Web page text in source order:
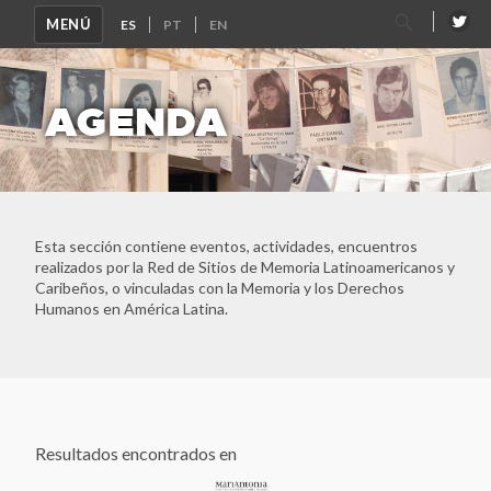
MENÚ
Buscar
por:
AGENDA
Esta sección contiene eventos, actividades, encuentros
realizados por la Red de Sitios de Memoria Latinoamericanos y
Caribeños, o vinculadas con la Memoria y los Derechos
Humanos en América Latina.
Resultados encontrados en
Ver Todos
Tlaxcoaque. Sitio de Memoria